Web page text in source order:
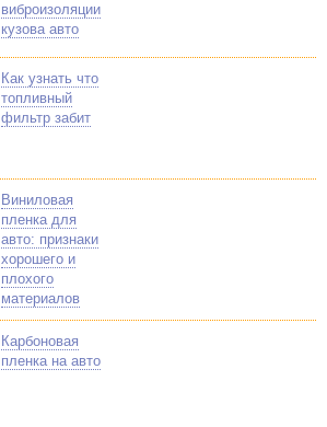
виброизоляции
кузова авто
Как узнать что
топливный
фильтр забит
Виниловая
пленка для
авто: признаки
хорошего и
плохого
материалов
Карбоновая
пленка на авто